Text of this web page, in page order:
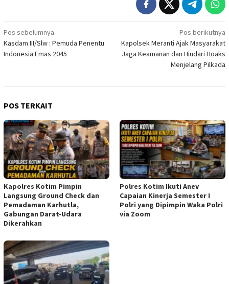
Navigasi
pos
Pos sebelumnya
Kasdam III/Slw : Pemuda Penentu
Indonesia Emas 2045
Pos berikutnya
Kapolsek Meranti Ajak Masyarakat
Jaga Keamanan dan Hindari Hoaks
Menjelang Pilkada
POS TERKAIT
Kapolres Kotim Pimpin
Langsung Ground Check dan
Pemadaman Karhutla,
Gabungan Darat-Udara
Dikerahkan
Polres Kotim Ikuti Anev
Capaian Kinerja Semester I
Polri yang Dipimpin Waka Polri
via Zoom